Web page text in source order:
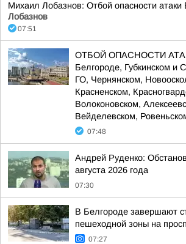
Михаил Лобазнов: Отбой опасности
Лобазнов
07:51
ОТБОЙ ОПАСНОСТИ
Белгороде, Губкинском и
ГО, Чернянском,
Красненском,
Волоконовском,
Вейделевском,
07:48
Андрей Руденко:
августа 2026 года
07:30
В Белгороде завершают
пешеходной зоны на
07:27